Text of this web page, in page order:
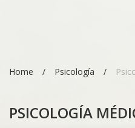
Home Psicología
PSICOLOGÍA